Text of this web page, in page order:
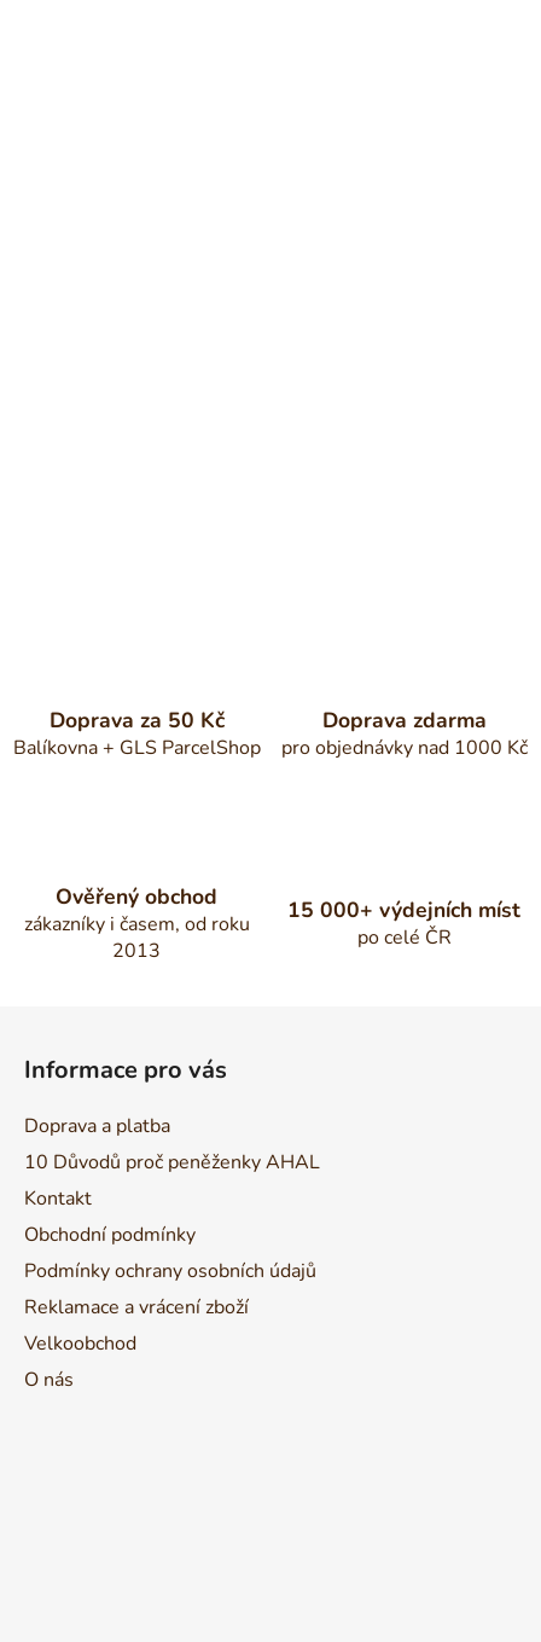
Doprava za 50 Kč
Balíkovna + GLS ParcelShop
Doprava zdarma
pro objednávky nad 1000 Kč
Ověřený obchod
zákazníky i časem, od roku
2013
15 000+ výdejních míst
po celé ČR
Informace pro vás
Doprava a platba
10 Důvodů proč peněženky AHAL
Kontakt
Obchodní podmínky
Podmínky ochrany osobních údajů
Reklamace a vrácení zboží
Velkoobchod
O nás